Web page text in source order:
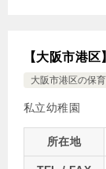
【大阪市港
大阪市港区の保
私立幼稚園
所在地